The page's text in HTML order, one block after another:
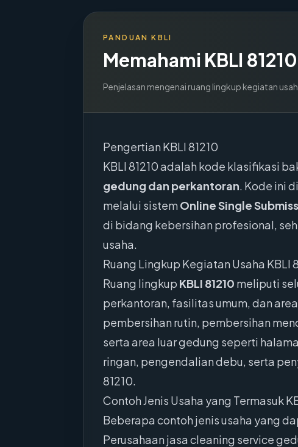
PANDUAN KBLI
Memahami KBLI 81210
Penjelasan mengenai ruang lingkup kegiatan
Pengertian KBLI 81210
KBLI 81210 adalah kode klasifikasi
gedung dan perkantoran. Kode ini
melalui sistem Online Single
di bidang kebersihan profesional,
usaha.
Ruang Lingkup Kegiatan Usaha KBLI
Ruang lingkup KBLI 81210 meliputi
perkantoran, fasilitas umum, dan
pembersihan rutin, pembersihan
serta area luar gedung seperti
ringan, pengendalian debu, serta
81210.
Contoh Jenis Usaha yang Termasuk
Beberapa contoh jenis usaha yang
Perusahaan jasa cleaning service